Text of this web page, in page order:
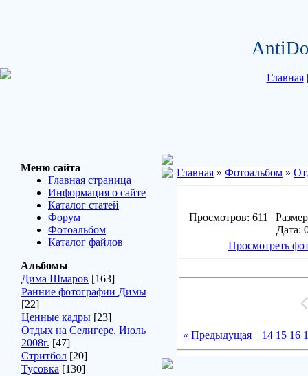
Главная
Меню сайта
Главная страница
Информация о сайте
Каталог статей
Форум
Фотоальбом
Каталог файлов
Альбомы
Дима Шмаров [163]
Ранние фотографии Димы
[22]
Ценные кадры [23]
Отдых на Селигере. Июль
2008г. [47]
Стритбол [20]
Тусовка [130]
Главная » Фотоальбом »
Просмотров: 611 |
Дата:
Просмотреть
« Предыдущая | 14 15 16